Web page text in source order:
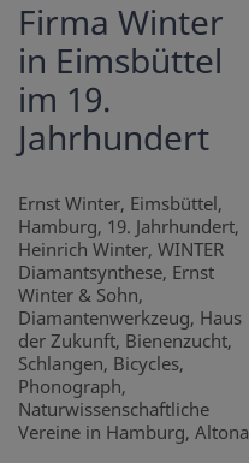
Firma Winter
in Eimsbüttel
im 19.
Jahrhundert
Ernst Winter, Eimsbüttel,
Hamburg, 19. Jahrhundert,
Heinrich Winter, WINTER
Diamantsynthese, Ernst
Winter & Sohn,
Diamantenwerkzeug, Haus
der Zukunft, Bienenzucht,
Schlangen, Bicycles,
Phonograph,
Naturwissenschaftliche
Vereine in Hamburg, Altona